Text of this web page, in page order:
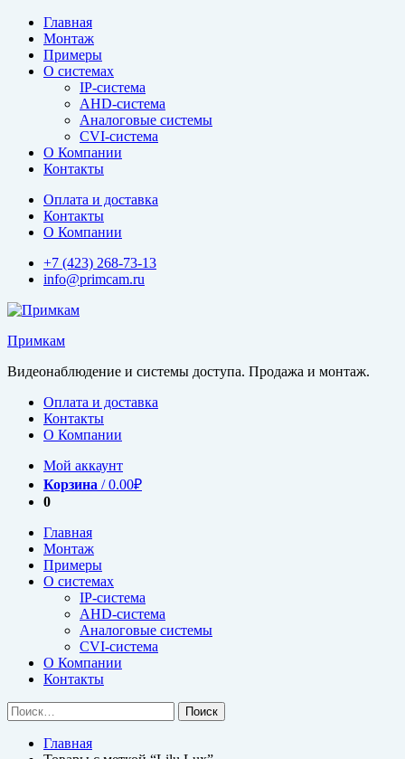
Перейти
содержимому
Главная
Монтаж
Примеры
О системах
IP-система
AHD-система
Аналоговые системы
CVI-система
О Компании
Контакты
Оплата и доставка
Контакты
О Компании
+7 (423) 268-73-13
info@primcam.ru
Примкам
Видеонаблюдение и системы доступа. Продажа и монтаж.
Оплата и доставка
Контакты
О Компании
Мой аккаунт
Корзина /0.00₽
0
Главная
Монтаж
Примеры
О системах
IP-система
AHD-система
Аналоговые системы
CVI-система
О Компании
Контакты
Найти:
Главная